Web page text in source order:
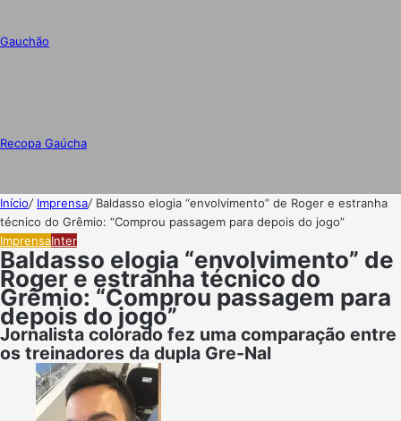
Gauchão
Recopa Gaúcha
Início/ Imprensa/ Baldasso elogia “envolvimento” de Roger e estranha
técnico do Grêmio: “Comprou passagem para depois do jogo”
ImprensaInter
Baldasso elogia “envolvimento” de
Roger e estranha técnico do
Grêmio: “Comprou passagem para
depois do jogo”
Jornalista colorado fez uma comparação entre
os treinadores da dupla Gre-Nal